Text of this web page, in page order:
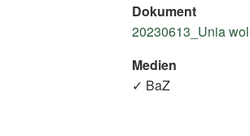
Dokument
20230613_Unia
Medien
✓ BaZ